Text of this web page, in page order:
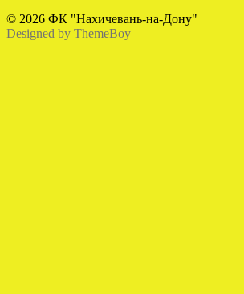
© 2026 ФК "Нахичевань-на-Дону"
Designed by ThemeBoy